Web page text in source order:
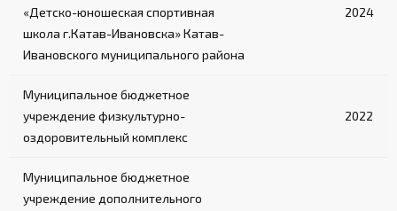
«Детско-юношеская спортивная
школа г.Катав-Ивановска» Катав-
Ивановского муниципального района
2024
Муниципальное бюджетное
учреждение физкультурно-
оздоровительный комплекс
2022
Муниципальное бюджетное
учреждение дополнительного